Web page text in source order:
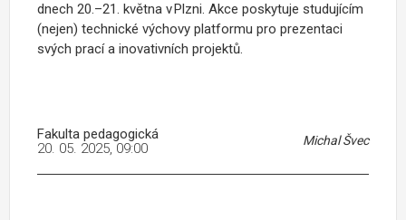
dnech 20.–21. května v Plzni. Akce poskytuje studujícím
(nejen) technické výchovy platformu pro prezentaci
svých prací a inovativních projektů.
Fakulta pedagogická Michal Švec
20. 05. 2025, 09:00